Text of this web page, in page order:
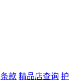
条款 精品店查询 护